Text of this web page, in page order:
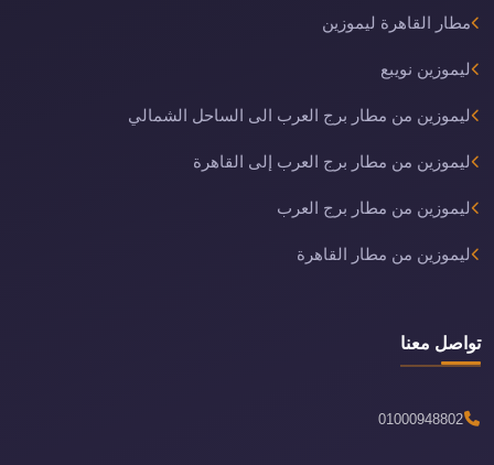
مطار القاهرة ليموزين
ليموزين نويبع
ليموزين من مطار برج العرب الى الساحل الشمالي
ليموزين من مطار برج العرب إلى القاهرة
ليموزين من مطار برج العرب
ليموزين من مطار القاهرة
تواصل معنا
01000948802